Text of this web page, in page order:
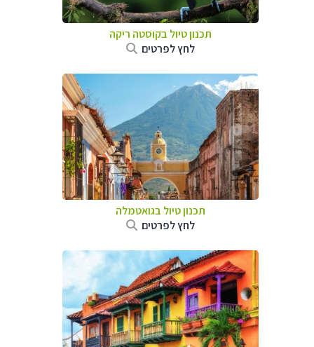
תכנון טיול בקוסטה ריקה
לחץ לפרטים
תכנון טיול בגואטמלה
לחץ לפרטים